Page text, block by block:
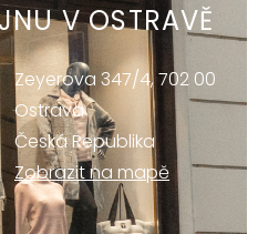
V OSTRAVĚ
Zeyerova 347/4, 702 00
Ostrava
Česká Republika
Zobrazit na mapě